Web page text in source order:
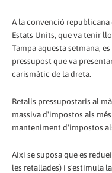
A la convenció republicana
Estats Units, que va tenir
Tampa aquesta setmana,
pressupost que va
carismàtic de la dreta.
Retalls pressupostaris al
massiva d'impostos als
manteniment d'impostos
Així se suposa que es
les retallades) i s'estimula